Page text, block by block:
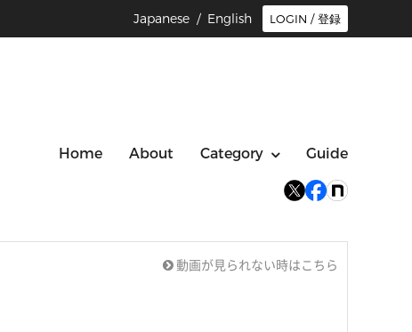
LOGIN / 登録
Japanese / English
Home About Category Guide
動画が見られない時はこちら